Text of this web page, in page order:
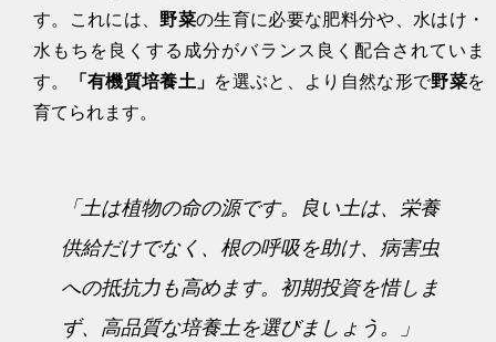
す。これには、 野菜の生育に必要な肥料分や、水はけ・
水もちを良くする成分がバランス良く配合されていま
す。
「有機質培養土」 を選ぶと、より自然な形で野菜を
育てられます。
「土は植物の命の源です。良い土は、栄養
供給だけでなく、根の呼吸を助け、病害虫
への抵抗力も高めます。初期投資を惜しま
ず、高品質な培養土を選びましょう。」